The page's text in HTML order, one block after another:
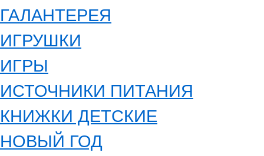
ГАЛАНТЕРЕЯ
ИГРУШКИ
ИГРЫ
ИСТОЧНИКИ ПИТАНИЯ
КНИЖКИ ДЕТСКИЕ
НОВЫЙ ГОД